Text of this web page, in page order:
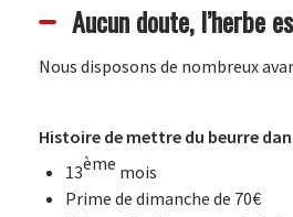
Aucun doute, l’herbe
Nous disposons de nombreux
Histoire de mettre du beurre
13ème mois
Prime de dimanche de 70€